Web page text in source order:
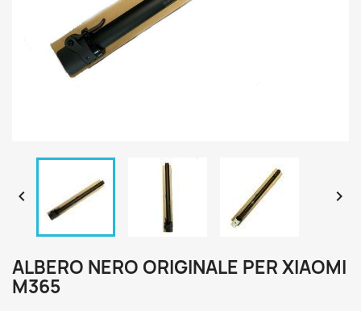
 
ALBERO NERO ORIGINALE PER XIAOMI
M365